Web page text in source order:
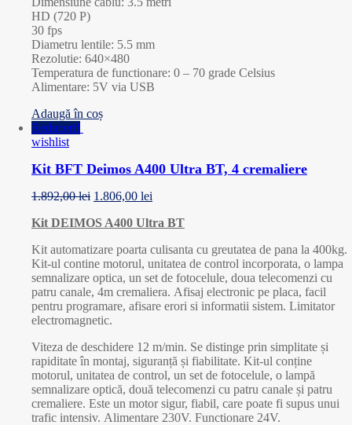
HD (720 P)
30 fps
Diametru lentile: 5.5 mm
Rezolutie: 640×480
Temperatura de functionare: 0 – 70 grade Celsius
Alimentare: 5V via USB
Adaugă în coș
Reduceri!
wishlist
Kit BFT Deimos A400 Ultra BT, 4 cremaliere
1.892,00lei 1.806,00 lei
Kit DEIMOS A400 Ultra BT
Kit automatizare poarta culisanta cu greutatea de pana la 400kg.
Kit-ul contine motorul, unitatea de control incorporata, o lampa
semnalizare optica, un set de fotocelule, doua telecomenzi cu
patru canale, 4m cremaliera. Afisaj electronic pe placa, facil
pentru programare, afisare erori si informatii sistem. Limitator
electromagnetic.
Viteza de deschidere 12 m/min. Se distinge prin simplitate și
rapiditate în montaj, siguranță și fiabilitate. Kit-ul conține
motorul, unitatea de control, un set de fotocelule, o lampă
semnalizare optică, două telecomenzi cu patru canale și patru
cremaliere. Este un motor sigur, fiabil, care poate fi supus unui
trafic intensiv. Alimentare 230V. Functionare 24V.